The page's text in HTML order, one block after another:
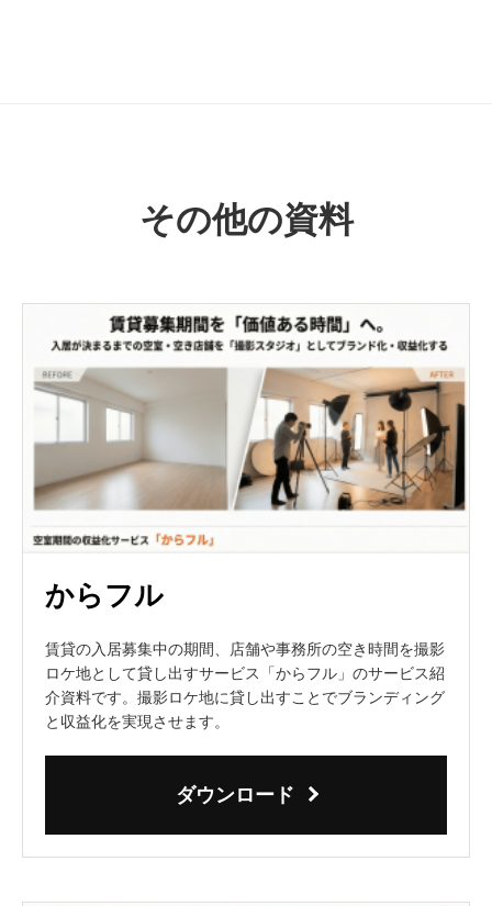
その他の資料
からフル
賃貸の入居募集中の期間、店舗や事務所の空き時間を撮影
ロケ地として貸し出すサービス「からフル」のサービス紹
介資料です。撮影ロケ地に貸し出すことでブランディング
と収益化を実現させます。
ダウンロード